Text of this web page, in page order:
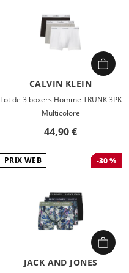
CALVIN KLEIN
Lot de 3 boxers Homme TRUNK 3PK
Multicolore
44,90 €
PRIX WEB -30 %
JACK AND JONES